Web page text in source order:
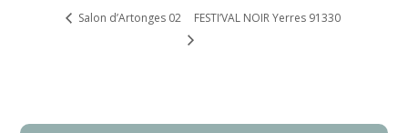
Salon d’Artonges 02 FESTI’VAL NOIR Yerres 91330